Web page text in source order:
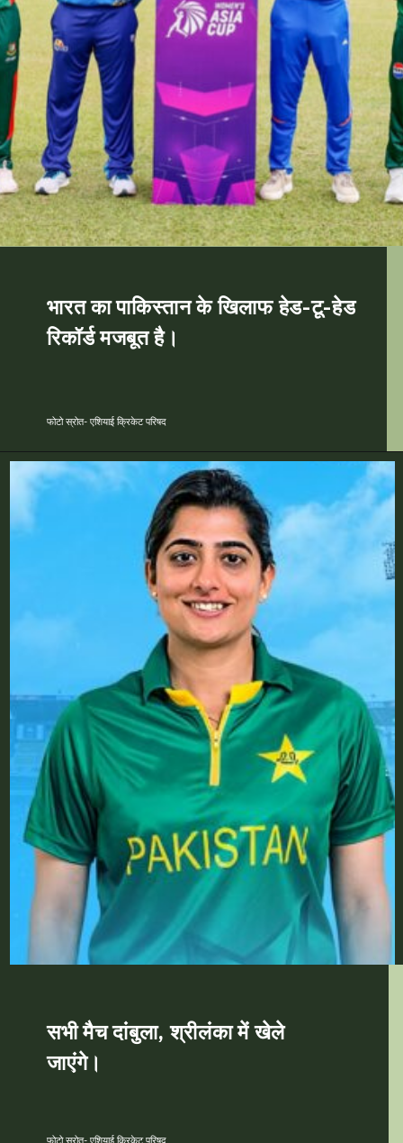
फोटो स्रोत- एशियाई क्रिकेट परिषद
भारत का पाकिस्तान के खिलाफ हेड-टू-हेड
रिकॉर्ड मजबूत है।
फोटो स्रोत- एशियाई क्रिकेट परिषद
सभी मैच दांबुला, श्रीलंका में खेले
जाएंगे।